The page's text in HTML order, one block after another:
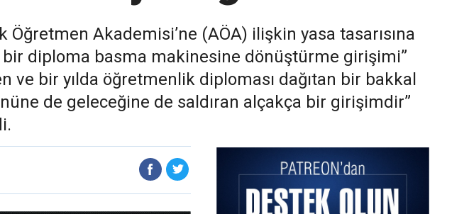
Akademisi’ne (AÖA) ilişkin yasa tasarısına
bir diploma basma makinesine dönüştürme girişimi”
ve bir yılda öğretmenlik diploması dağıtan bir bakkal
de geleceğine de saldıran alçakça bir girişimdir”